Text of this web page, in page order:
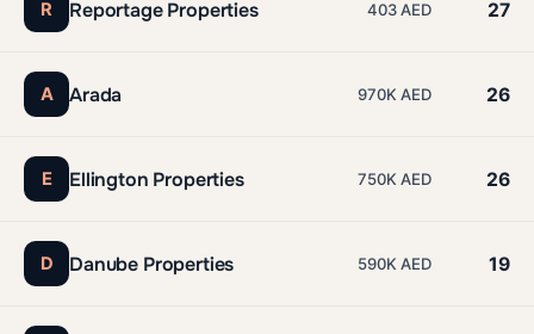
R Reportage Properties 403 AED 27
A Arada 970K AED 26
E Ellington Properties 750K AED 26
D Danube Properties 590K AED 19